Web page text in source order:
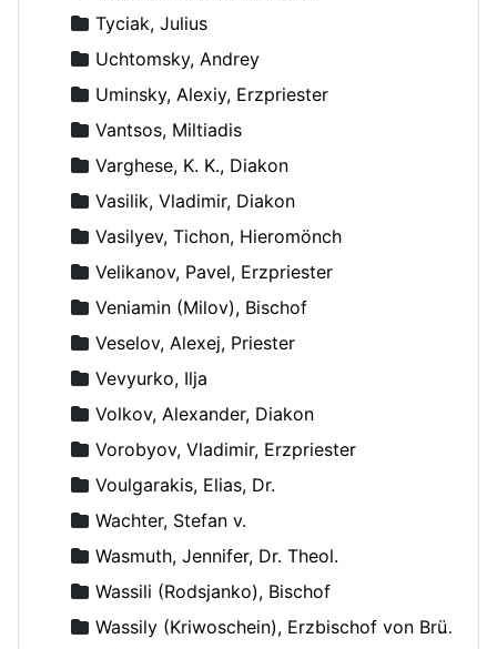
Tyciak, Julius
Uchtomsky, Andrey
Uminsky, Alexiy, Erzpriester
Vantsos, Miltiadis
Varghese, K. K., Diakon
Vasilik, Vladimir, Diakon
Vasilyev, Tichon, Hieromönch
Velikanov, Pavel, Erzpriester
Veniamin (Milov), Bischof
Veselov, Alexej, Priester
Vevyurko, Ilja
Volkov, Alexander, Diakon
Vorobyov, Vladimir, Erzpriester
Voulgarakis, Elias, Dr.
Wachter, Stefan v.
Wasmuth, Jennifer, Dr. Theol.
Wassili (Rodsjanko), Bischof
Wassily (Kriwoschein), Erzbischof von Brüssel